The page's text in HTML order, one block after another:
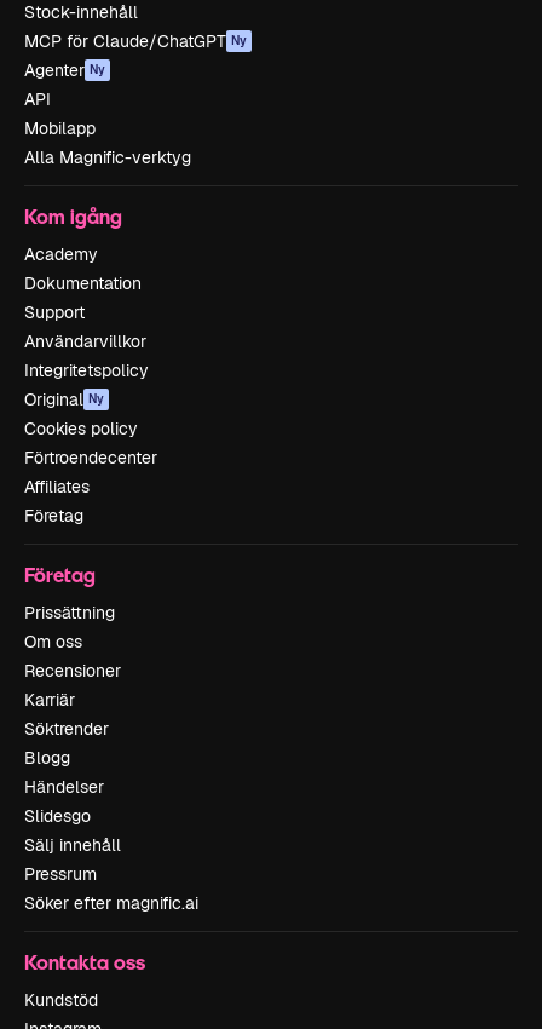
Stock-innehåll
MCP för Claude/ChatGPT Ny
Agenter Ny
API
Mobilapp
Alla Magnific-verktyg
Kom igång
Academy
Dokumentation
Support
Användarvillkor
Integritetspolicy
Original Ny
Cookies policy
Förtroendecenter
Affiliates
Företag
Företag
Prissättning
Om oss
Recensioner
Karriär
Söktrender
Blogg
Händelser
Slidesgo
Sälj innehåll
Pressrum
Söker efter magnific.ai
Kontakta oss
Kundstöd